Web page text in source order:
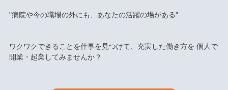
"病院や今の職場の外にも、あなたの活躍の場がある"
ワクワクできることを仕事を見つけて、充実した働き方を 個人で
開業・起業してみませんか？